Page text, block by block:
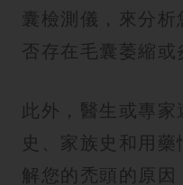
囊檢測儀，來分
否存在毛囊萎縮或
此外，醫生或專
史、家族史和用
解您的禿頭的原